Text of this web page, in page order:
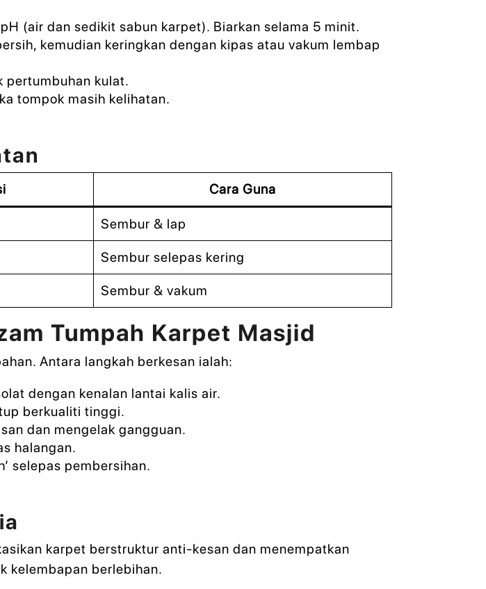
(air dan sedikit sabun karpet). Biarkan selama 5 minit.
kemudian keringkan dengan kipas atau vakum lembap
pertumbuhan kulat.
tompok masih kelihatan.
Cara Guna
Sembur & lap
Sembur selepas kering
Sembur & vakum
Tumpah Karpet Masjid
Antara langkah berkesan ialah:
dengan kenalan lantai kalis air.
berkualiti tinggi.
dan mengelak gangguan.
halangan.
selepas pembersihan.
karpet berstruktur anti-kesan dan menempatkan
kelembapan berlebihan.